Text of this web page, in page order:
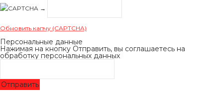
→
Обновить капчу (CAPTCHA)
Персональные данные
Нажимая на кнопку Отправить, вы соглашаетесь на
обработку персональных данных
Отправить